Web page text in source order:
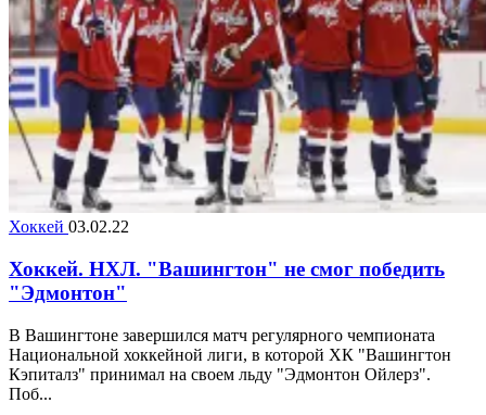
Хоккей 03.02.22
Хоккей. НХЛ. "Вашингтон" не смог победить
"Эдмонтон"
В Вашингтоне завершился матч регулярного чемпионата
Национальной хоккейной лиги, в которой ХК "Вашингтон
Кэпиталз" принимал на своем льду "Эдмонтон Ойлерз".
Поб...